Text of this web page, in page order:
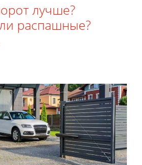
лучше?
распашные?